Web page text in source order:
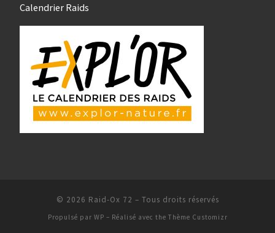
Calendrier Raids
© 2026 Raid-Ox 72 – Tous droits réservés
Propulsé par WP – Réalisé avec the Thème Customizr